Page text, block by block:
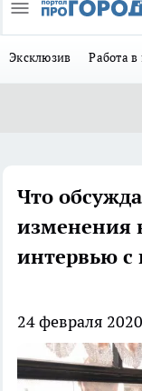
Эксклюзив Работа в
Что
изменения
интервью с
24 февраля 2020